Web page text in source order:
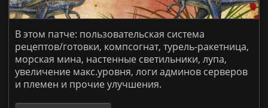
В этом патче: пользовательская система
рецептов/готовки, компсогнат, турель-ракетница,
морская мина, настенные светильники, лупа,
увеличение макс.уровня, логи админов серверов
и племен и прочие улучшения.